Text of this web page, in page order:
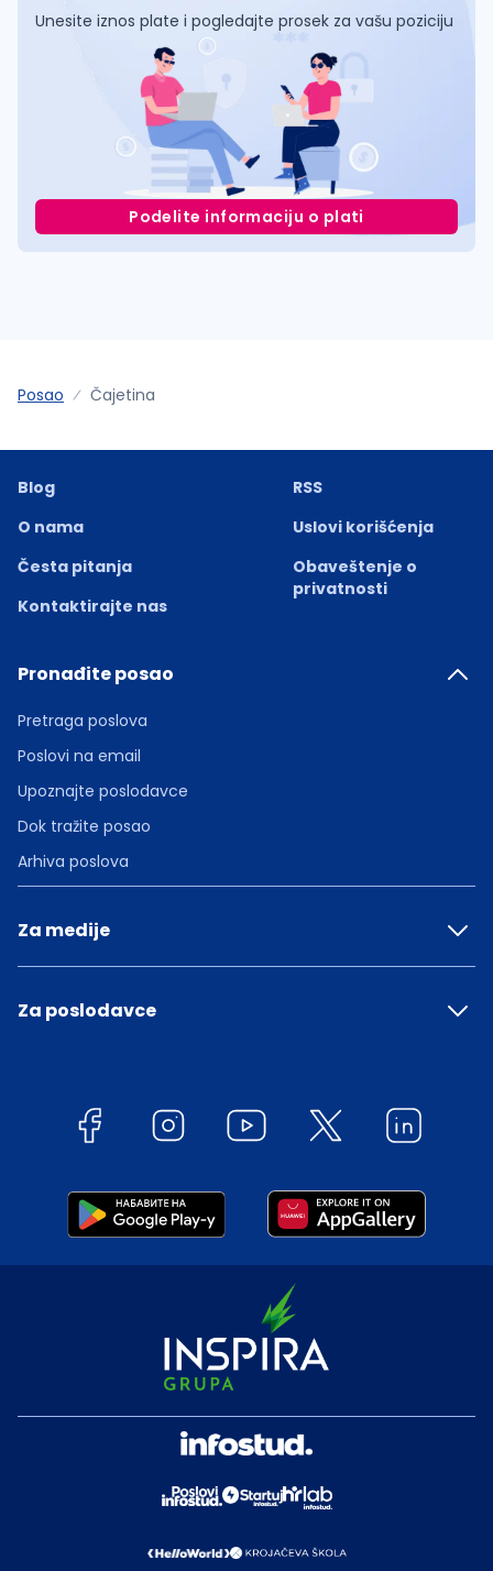
Unesite iznos plate i pogledajte prosek za vašu poziciju
Podelite informaciju o plati
Posao Čajetina
Blog
O nama
Česta pitanja
Kontaktirajte nas
RSS
Uslovi korišćenja
Obaveštenje o
privatnosti
Pronađite posao
Pretraga poslova
Poslovi na email
Upoznajte poslodavce
Dok tražite posao
Arhiva poslova
Za medije
Za poslodavce